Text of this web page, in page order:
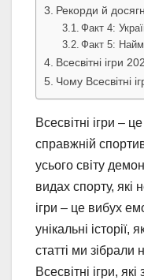
Рекорди й
Факт 4:
Факт 5:
Всесвітні ігри
Чому Всесвітні
Всесвітні ігри –
справжній
усього світу
видах спорту, які
ігри – це вибух
унікальні історії,
статті ми зібрали
Всесвітні ігри,